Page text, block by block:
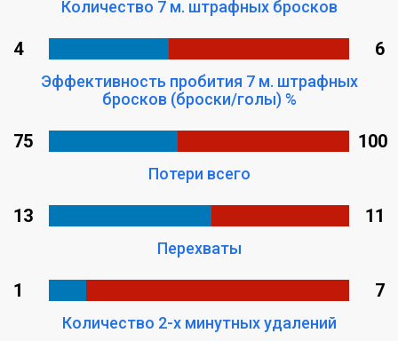
Количество 7 м. штрафных бросков
4 6
Эффективность пробития 7 м. штрафных
бросков (броски/голы) %
75 100
Потери всего
13 11
Перехваты
1 7
Количество 2-х минутных удалений